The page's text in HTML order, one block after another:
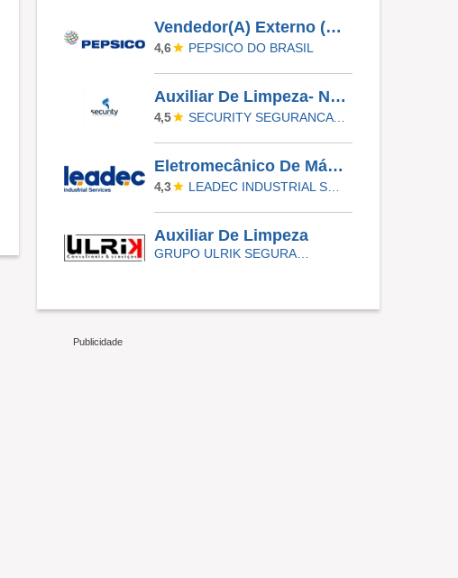
Vendedor(A) Externo (A) | Florianópolis, São Jose, Palhoça
4,6 PEPSICO DO BRASIL
Auxiliar De Limpeza- Narandiba- Efetivo
4,5 SECURITY SEGURANCA LTDA
Eletromecânico De Máquinas Operatrizes
4,3
Auxiliar De Limpeza